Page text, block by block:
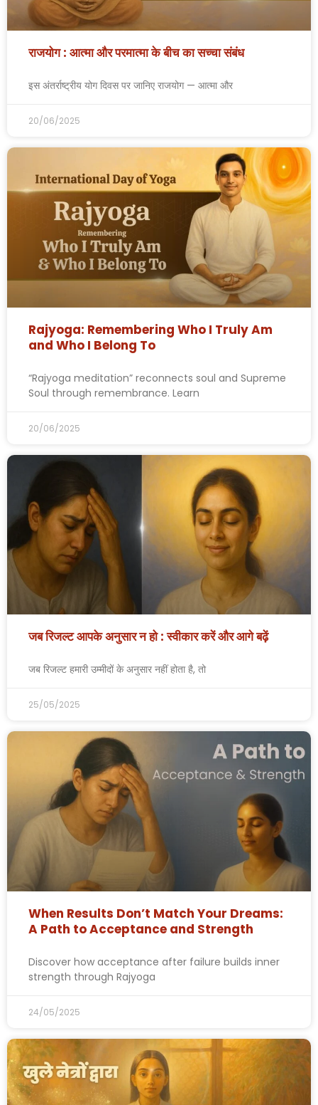
राजयोग : आत्मा और परमात्मा के बीच का सच्चा संबंध
इस अंतर्राष्ट्रीय योग दिवस पर जानिए राजयोग — आत्मा और
20/06/2025
Rajyoga: Remembering Who I Truly Am
and Who I Belong To
“Rajyoga meditation” reconnects soul and Supreme
Soul through remembrance. Learn
20/06/2025
जब रिजल्ट आपके अनुसार न हो : स्वीकार करें और आगे बढ़ें
जब रिजल्ट हमारी उम्मीदों के अनुसार नहीं होता है, तो
25/05/2025
When Results Don’t Match Your Dreams:
A Path to Acceptance and Strength
Discover how acceptance after failure builds inner
strength through Rajyoga
24/05/2025